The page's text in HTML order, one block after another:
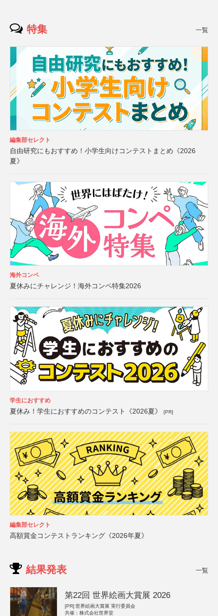
特集 一覧
編集部セレクト
自由研究にもおすすめ！小学生向けコンテストまとめ《2026
夏》
海外コンペ
夏休みにチャレンジ！海外コンペ特集2026
学生におすすめ
夏休み！学生におすすめのコンテスト《2026夏》 [PR]
編集部セレクト
高額賞金コンテストランキング《2026年夏》
結果発表 一覧
第22回 世界絵画大賞展 2026
[PR] 世界絵画大賞展 実行委員会
共催：株式会社世界堂